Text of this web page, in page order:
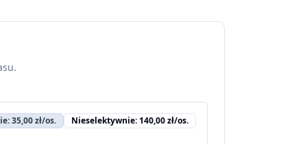
35,00 zł/os. Nieselektywnie: 140,00 zł/os.